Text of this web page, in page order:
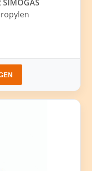
SIMOGAS